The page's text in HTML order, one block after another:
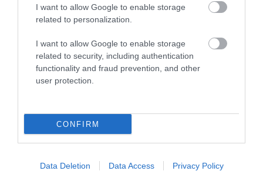
I want to allow Google to enable storage
related to personalization.
I want to allow Google to enable storage
related to security, including authentication
functionality and fraud prevention, and other
user protection.
CONFIRM
Data Deletion Data Access Privacy Policy
MOST MÁR GONDOLKODNI IS
PRÓBÁL: ÍGY SEGÍTHETI AZ AI
2026-07-27
RAJZOL: REJTETT
TERMÉSZETVÉDELEMBEN
2026-07-15